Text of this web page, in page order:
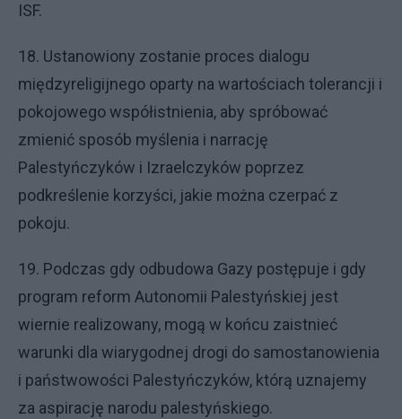
ISF.
18. Ustanowiony zostanie proces dialogu
międzyreligijnego oparty na wartościach tolerancji i
pokojowego współistnienia, aby spróbować
zmienić sposób myślenia i narrację
Palestyńczyków i Izraelczyków poprzez
podkreślenie korzyści, jakie można czerpać z
pokoju.
19. Podczas gdy odbudowa Gazy postępuje i gdy
program reform Autonomii Palestyńskiej jest
wiernie realizowany, mogą w końcu zaistnieć
warunki dla wiarygodnej drogi do samostanowienia
i państwowości Palestyńczyków, którą uznajemy
za aspirację narodu palestyńskiego.